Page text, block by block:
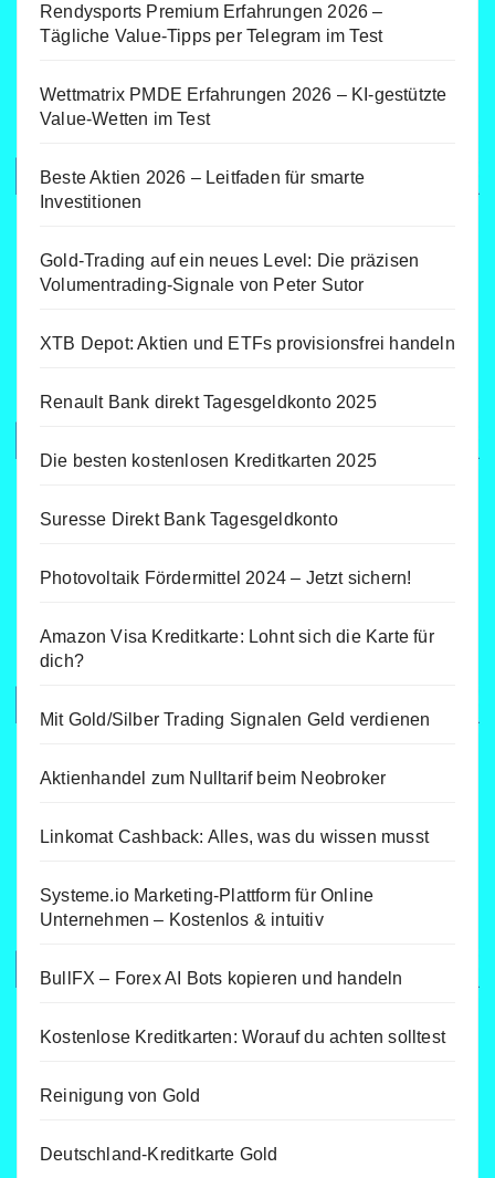
Rendysports Premium Erfahrungen 2026 –
Tägliche Value-Tipps per Telegram im Test
Wettmatrix PMDE Erfahrungen 2026 – KI-gestützte
Value-Wetten im Test
Beste Aktien 2026 – Leitfaden für smarte
Investitionen
Gold-Trading auf ein neues Level: Die präzisen
Volumentrading-Signale von Peter Sutor
XTB Depot: Aktien und ETFs provisionsfrei handeln
Renault Bank direkt Tagesgeldkonto 2025
Die besten kostenlosen Kreditkarten 2025
Suresse Direkt Bank Tagesgeldkonto
Photovoltaik Fördermittel 2024 – Jetzt sichern!
Amazon Visa Kreditkarte: Lohnt sich die Karte für
dich?
Mit Gold/Silber Trading Signalen Geld verdienen
Aktienhandel zum Nulltarif beim Neobroker
Linkomat Cashback: Alles, was du wissen musst
Systeme.io Marketing-Plattform für Online
Unternehmen – Kostenlos & intuitiv
BullFX – Forex AI Bots kopieren und handeln
Kostenlose Kreditkarten: Worauf du achten solltest
Reinigung von Gold
Deutschland-Kreditkarte Gold